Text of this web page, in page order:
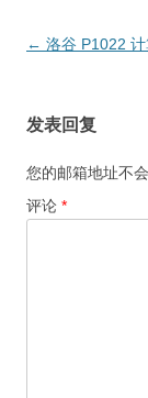
文
航
← 洛谷 P1022
发表回复
您的邮箱地址不会
评论 *